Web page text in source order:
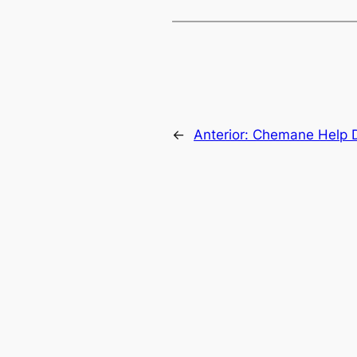
← Anterior: Chemane Help